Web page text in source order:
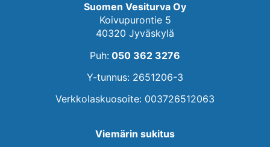
Suomen Vesiturva Oy
Koivupurontie 5
40320 Jyväskylä
Puh: 050 362 3276
Y-tunnus: 2651206-3
Verkkolaskuosoite: 003726512063
Viemärin sukitus